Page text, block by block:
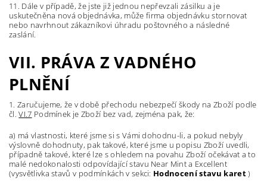
11. Dále v případě, že jste již jednou nepřevzali zásilku a je
uskutečněna nová objednávka, může firma objednávku stornovat
nebo navrhnout zákazníkovi úhradu poštovného a následné
zaslání.
VII. PRÁVA Z VADNÉHO
PLNĚNÍ
1. Zaručujeme, že v době přechodu nebezpečí škody na Zboží podle
čl.VI.7 Podmínek je Zboží bez vad, zejména pak, že:
a) má vlastnosti, které jsme si s Vámi dohodnu-li, a pokud nebyly
výslovně dohodnuty, pak takové, které jsme u popisu Zboží uvedli,
případně takové, které lze s ohledem na povahu Zboží očekávat a to
malé nedokonalosti odpovídající stavu Near Mint a Excellent
(vysvětlivka stavů v podmínkách v sekci: Hodnocení stavu karet)